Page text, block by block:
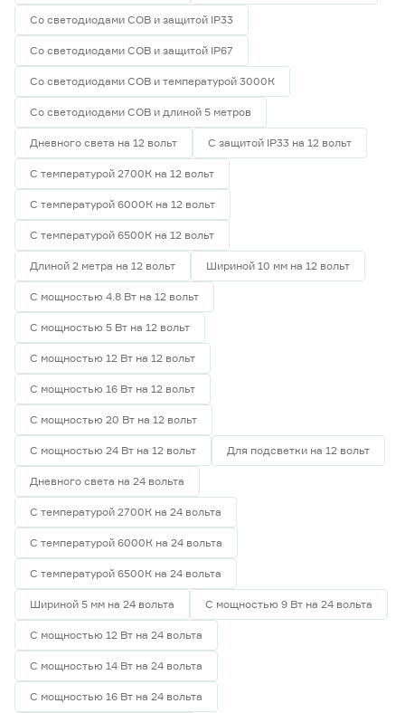
Со светодиодами СОВ и защитой IP33
Со светодиодами СОВ и защитой IP67
Со светодиодами СОВ и температурой 3000К
Со светодиодами СОВ и длиной 5 метров
Дневного света на 12 вольт С защитой IP33 на 12 вольт
С температурой 2700К на 12 вольт
С температурой 6000К на 12 вольт
С температурой 6500К на 12 вольт
Длиной 2 метра на 12 вольт Шириной 10 мм на 12 вольт
С мощностью 4.8 Вт на 12 вольт
С мощностью 5 Вт на 12 вольт
С мощностью 12 Вт на 12 вольт
С мощностью 16 Вт на 12 вольт
С мощностью 20 Вт на 12 вольт
С мощностью 24 Вт на 12 вольт Для подсветки на 12 вольт
Дневного света на 24 вольта
С температурой 2700К на 24 вольта
С температурой 6000К на 24 вольта
С температурой 6500К на 24 вольта
Шириной 5 мм на 24 вольта С мощностью 9 Вт на 24 вольта
С мощностью 12 Вт на 24 вольта
С мощностью 14 Вт на 24 вольта
С мощностью 16 Вт на 24 вольта